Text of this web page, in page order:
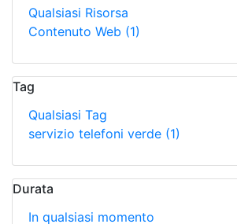
Qualsiasi Risorsa
Contenuto Web (1)
Tag
Qualsiasi Tag
servizio telefoni verde (1)
Durata
In qualsiasi momento